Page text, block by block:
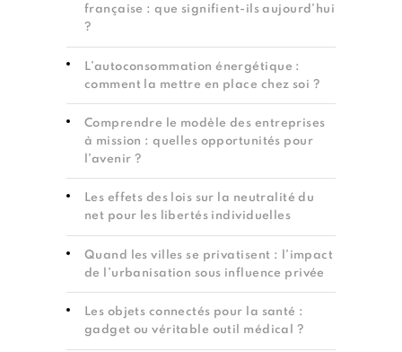
française : que signifient-ils aujourd’hui
?
L’autoconsommation énergétique :
comment la mettre en place chez soi ?
Comprendre le modèle des entreprises
à mission : quelles opportunités pour
l’avenir ?
Les effets des lois sur la neutralité du
net pour les libertés individuelles
Quand les villes se privatisent : l’impact
de l’urbanisation sous influence privée
Les objets connectés pour la santé :
gadget ou véritable outil médical ?